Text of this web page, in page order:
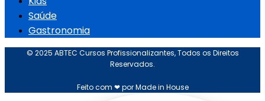
Saúde
Gastronomia
© 2025 ABTEC Cursos Profissionalizantes, Todos os Direitos
Reservados.
Feito com ❤ por Made in House